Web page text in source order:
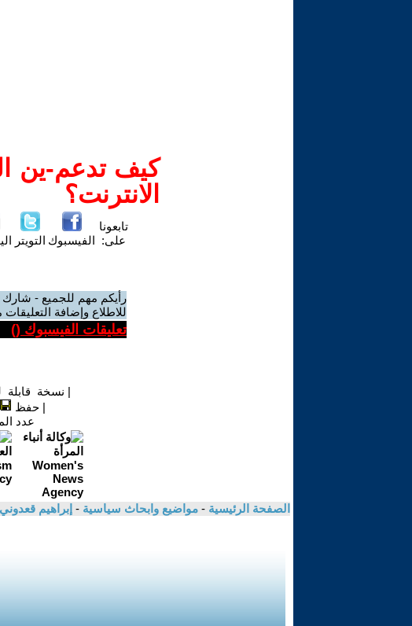
كيف تدعم-ين
الانترنت؟
تابعونا
على: الفيسبوك التويتر
رأيكم مهم للجميع -
للاطلاع وإضافة
تعليقات الفيسبوك ()
| نسخة قابلة
|حفظ
عدد
الصفحة الرئيسية - مواضيع وابحاث سياسية - إبراهيم قعدوني